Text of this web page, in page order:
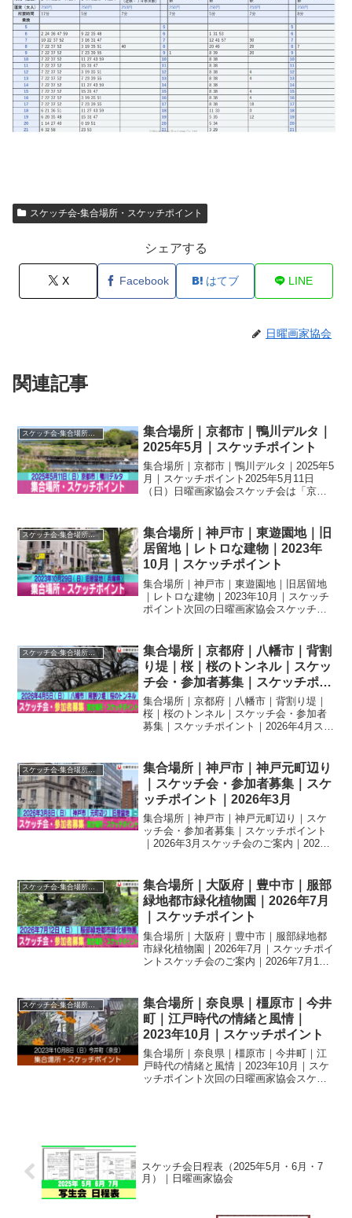
スケッチ会-集合場所・スケッチポイント
シェアする
X Facebook はてブ LINE
日曜画家協会
関連記事
スケッチ会-集合場所・スケッチポイント
集合場所｜京都市｜鴨川デルタ｜
2025年5月｜スケッチポイント
集合場所｜京都市｜鴨川デルタ｜2025年5
月｜スケッチポイント2025年5月11日
（日）日曜画家協会スケッチ会は「京都
場所、講評会場所等の説明後、各自スケ
ッチ場所...
スケッチ会-集合場所・スケッチポイント
集合場所｜神戸市｜東遊園地｜旧
居留地｜レトロな建物｜2023年
10月｜スケッチポイント
集合場所｜神戸市｜東遊園地｜旧居留地
｜レトロな建物｜2023年10月｜スケッチ
ポイント次回の日曜画家協会スケッチ会
口）もしくは阪急神戸線 神戸三宮駅（東
改札口） ...
スケッチ会-集合場所・スケッチポイント
集合場所｜京都府｜八幡市｜背割
り堤｜桜｜桜のトンネル｜スケッ
チ会・参加者募集｜スケッチポイ
ント｜2026年4月
集合場所｜京都府｜八幡市｜背割り堤｜
桜｜桜のトンネル｜スケッチ会・参加者
募集｜スケッチポイント｜2026年4月スケ
出が大変多くなります。花見の方の邪魔
にならない様...
スケッチ会-集合場所・スケッチポイント
集合場所｜神戸市｜神戸元町辺り
｜スケッチ会・参加者募集｜スケ
ッチポイント｜2026年3月
集合場所｜神戸市｜神戸元町辺り｜スケ
ッチ会・参加者募集｜スケッチポイント
｜2026年3月スケッチ会のご案内｜2026
スケッチ場所、講評会場所等の説明後、
各自...
スケッチ会-集合場所・スケッチポイント
集合場所｜大阪府｜豊中市｜服部
緑地都市緑化植物園｜2026年7月
｜スケッチポイント
集合場所｜大阪府｜豊中市｜服部緑地都
市緑化植物園｜2026年7月｜スケッチポイ
ントスケッチ会のご案内｜2026年7月12
催について、当日の天候不順などによる
『中止...
集合場所｜奈良県｜橿原市｜今井
町｜江戸時代の情緒と風情｜
2023年10月｜スケッチポイント
集合場所｜奈良県｜橿原市｜今井町｜江
戸時代の情緒と風情｜2023年10月｜スケ
ッチポイント次回の日曜画家協会スケッ
スケッチ会日程表（2025年5月・6月・7
月）｜日曜画家協会